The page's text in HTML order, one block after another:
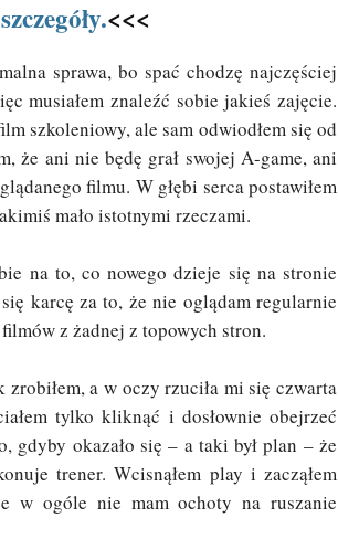
<<<
sprawa, bo spać chodzę najczęściej
musiałem znaleźć sobie jakieś zajęcie.
szkoleniowy, ale sam odwiodłem się od
że ani nie będę grał swojej A-game, ani
filmu. W głębi serca postawiłem
mało istotnymi rzeczami.
na to, co nowego dzieje się na stronie
karcę za to, że nie oglądam regularnie
z żadnej z topowych stron.
a w oczy rzuciła mi się czwarta
tylko kliknąć i dosłownie obejrzeć
gdyby okazało się – a taki był plan – że
trener. Wcisnąłem play i zacząłem
w ogóle nie mam ochoty na ruszanie